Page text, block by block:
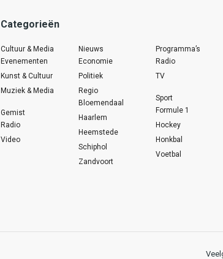
Categorieën
Cultuur & Media
Evenementen
Kunst & Cultuur
Muziek & Media
Gemist
Radio
Video
Nieuws
Economie
Politiek
Regio
Bloemendaal
Haarlem
Heemstede
Schiphol
Zandvoort
Programma’s
Radio
TV
Sport
Formule 1
Hockey
Honkbal
Voetbal